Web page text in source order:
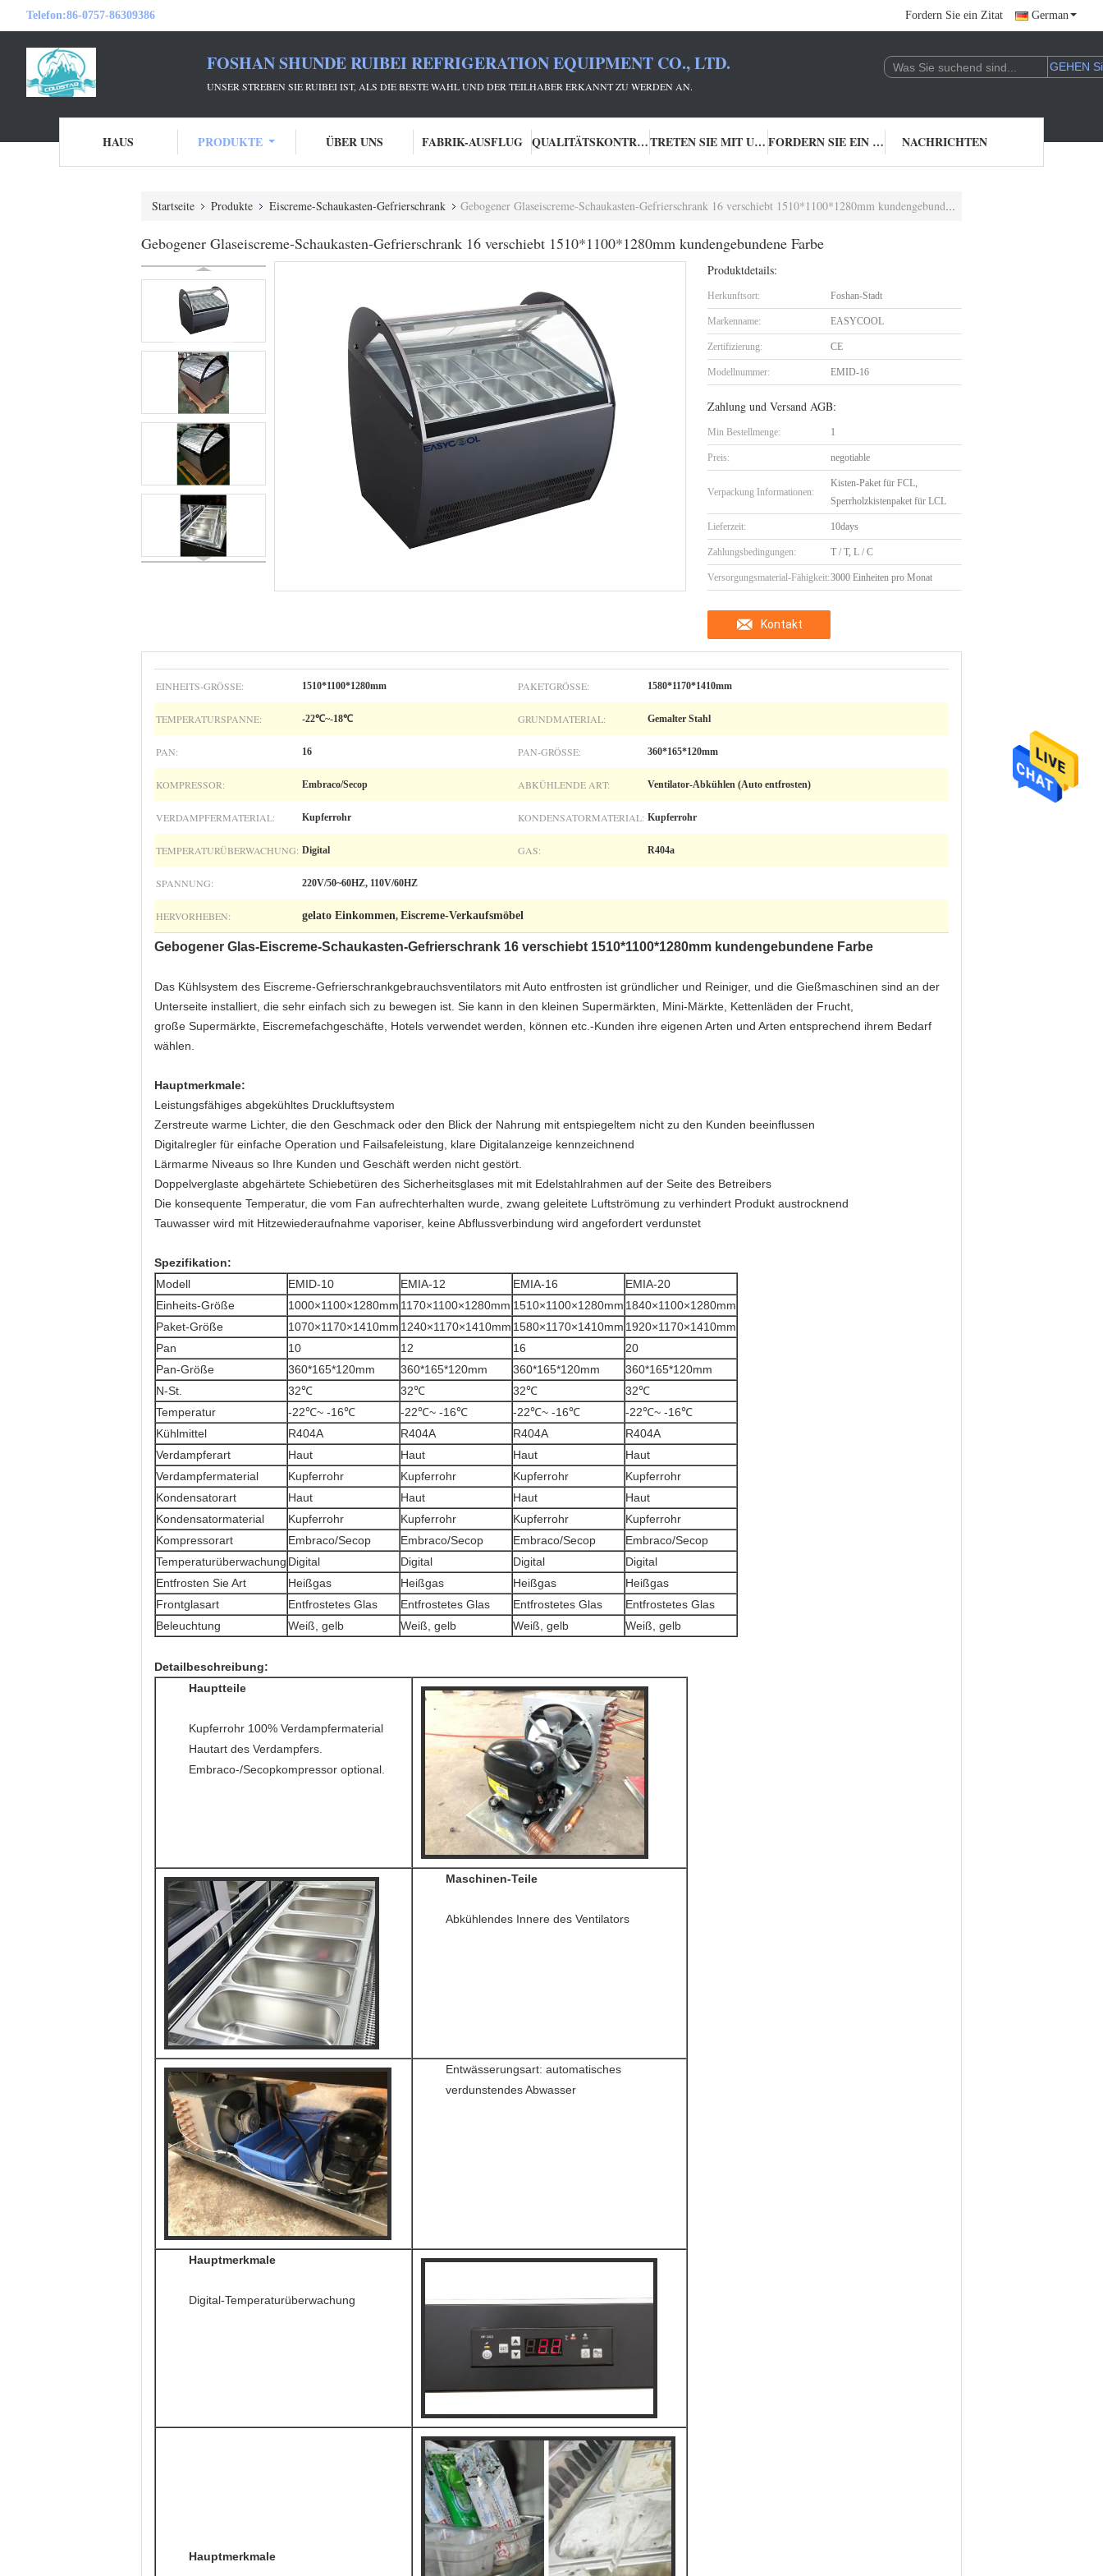
Telefon:86-0757-86309386 Fordern Sie ein Zitat German
FOSHAN SHUNDE RUIBEI REFRIGERATION EQUIPMENT CO., LTD.
UNSER STREBEN SIE RUIBEI IST, ALS DIE BESTE WAHL UND DER TEILHABER ERKANNT ZU WERDEN AN.
HAUS PRODUKTE ÜBER UNS FABRIK-AUSFLUG QUALITÄTSKONTROLLE TRETEN SIE MIT UNS IN VERBINDUNG FORDERN SIE EIN ZITAT NACHRICHTEN
Startseite Produkte Eiscreme-Schaukasten-Gefrierschrank Gebogener Glaseiscreme-Schaukasten-Gefrierschrank 16 verschiebt 1510*1100*1280mm kundengebundene Farbe
Gebogener Glaseiscreme-Schaukasten-Gefrierschrank 16 verschiebt 1510*1100*1280mm kundengebundene Farbe
Produktdetails:
Herkunftsort: Foshan-Stadt
Markenname: EASYCOOL
Zertifizierung: CE
Modellnummer: EMID-16
Zahlung und Versand AGB:
Min Bestellmenge: 1
Preis: negotiable
Verpackung Informationen:
Kisten-Paket für FCL,
Sperrholzkistenpaket für LCL
Lieferzeit: 10days
Zahlungsbedingungen: T / T, L / C
Versorgungsmaterial-Fähigkeit:3000 Einheiten pro Monat
Kontakt
EINHEITS-GRÖSSE: 1510*1100*1280mm PAKETGRÖSSE: 1580*1170*1410mm
TEMPERATURSPANNE: -22℃~-18℃ GRUNDMATERIAL: Gemalter Stahl
PAN: 16 PAN-GRÖSSE: 360*165*120mm
KOMPRESSOR: Embraco/Secop ABKÜHLENDE ART: Ventilator-Abkühlen (Auto entfrosten)
VERDAMPFERMATERIAL: Kupferrohr KONDENSATORMATERIAL: Kupferrohr
TEMPERATURÜBERWACHUNG: Digital GAS: R404a
SPANNUNG: 220V/50~60HZ, 110V/60HZ
HERVORHEBEN: gelato Einkommen, Eiscreme-Verkaufsmöbel
Gebogener Glas-Eiscreme-Schaukasten-Gefrierschrank 16 verschiebt 1510*1100*1280mm kundengebundene Farbe
Das Kühlsystem des Eiscreme-Gefrierschrankgebrauchsventilators mit Auto entfrosten ist gründlicher und Reiniger, und die Gießmaschinen sind an der
Unterseite installiert, die sehr einfach sich zu bewegen ist. Sie kann in den kleinen Supermärkten, Mini-Märkte, Kettenläden der Frucht,
große Supermärkte, Eiscremefachgeschäfte, Hotels verwendet werden, können etc.-Kunden ihre eigenen Arten und Arten entsprechend ihrem Bedarf
wählen.
Hauptmerkmale:
Leistungsfähiges abgekühltes Druckluftsystem
Zerstreute warme Lichter, die den Geschmack oder den Blick der Nahrung mit entspiegeltem nicht zu den Kunden beeinflussen
Digitalregler für einfache Operation und Failsafeleistung, klare Digitalanzeige kennzeichnend
Lärmarme Niveaus so Ihre Kunden und Geschäft werden nicht gestört.
Doppelverglaste abgehärtete Schiebetüren des Sicherheitsglases mit mit Edelstahlrahmen auf der Seite des Betreibers
Die konsequente Temperatur, die vom Fan aufrechterhalten wurde, zwang geleitete Luftströmung zu verhindert Produkt austrocknend
Tauwasser wird mit Hitzewiederaufnahme vaporiser, keine Abflussverbindung wird angefordert verdunstet
Spezifikation:
Modell
EMID-10 EMIA-12 EMIA-16
EMIA-20
Einheits-Größe
1000×1100×1280mm 1170×1100×1280mm 1510×1100×1280mm 1840×1100×1280mm
Paket-Größe
1070×1170×1410mm 1240×1170×1410mm 1580×1170×1410mm 1920×1170×1410mm
Pan
10 12 16
20
Pan-Größe
360*165*120mm 360*165*120mm 360*165*120mm
360*165*120mm
N-St.
32℃ 32℃ 32℃
32℃
Temperatur
-22℃~ -16℃ -22℃~ -16℃ -22℃~ -16℃
-22℃~ -16℃
Kühlmittel
R404A R404A R404A
R404A
Verdampferart
Haut Haut Haut
Haut
Verdampfermaterial
Kupferrohr Kupferrohr Kupferrohr
Kupferrohr
Kondensatorart
Haut Haut Haut
Haut
Kondensatormaterial
Kupferrohr Kupferrohr Kupferrohr
Kupferrohr
Kompressorart
Embraco/Secop Embraco/Secop Embraco/Secop
Embraco/Secop
Temperaturüberwachung Digital Digital Digital
Digital
Entfrosten Sie Art
Heißgas Heißgas Heißgas
Heißgas
Frontglasart
Entfrostetes Glas Entfrostetes Glas Entfrostetes Glas
Entfrostetes Glas
Beleuchtung
Weiß, gelb Weiß, gelb Weiß, gelb Weiß, gelb
Detailbeschreibung:
Hauptteile
Kupferrohr 100% Verdampfermaterial
Hautart des Verdampfers.
Embraco-/Secopkompressor optional.
Maschinen-Teile
Abkühlendes Innere des Ventilators
Entwässerungsart: automatisches
verdunstendes Abwasser
Hauptmerkmale
Digital-Temperaturüberwachung
Hauptmerkmale